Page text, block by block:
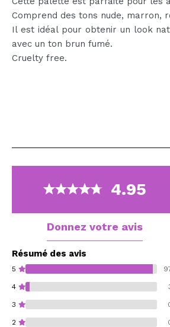
Comprend des tons nude, marron,
Il est idéal pour obtenir un look
avec un ton brun fumé.
Cruelty free.
4.95
Donnez votre avis
Résumé des avis
5
4
3
2